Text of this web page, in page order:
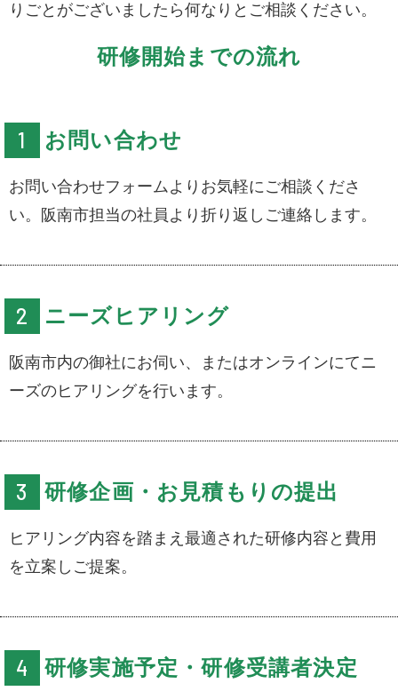
りごとがございましたら何なりとご相談ください。
研修開始までの流れ
お問い合わせ
お問い合わせフォームよりお気軽にご相談くださ
い。阪南市担当の社員より折り返しご連絡します。
ニーズヒアリング
阪南市内の御社にお伺い、またはオンラインにてニ
ーズのヒアリングを行います。
研修企画・お見積もりの提出
ヒアリング内容を踏まえ最適された研修内容と費用
を立案しご提案。
研修実施予定・研修受講者決定